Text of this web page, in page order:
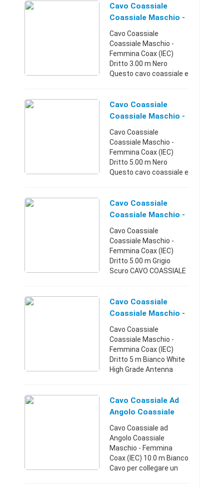
Cavo Coassiale
Coassiale Maschio -
Femmina Coax (IEC)
Dritto 3.00 M Ne
Cavo Coassiale
Coassiale Maschio -
Femmina Coax (IEC)
Dritto 3.00 m Nero
Questo cavo coassiale e
dispositivo simile alla
presa a muro. Codice
Cavo Coassiale
Coassiale Maschio -
Femmina Coax (IEC)
Dritto 5.00 M Ne
Cavo Coassiale
Coassiale Maschio -
Femmina Coax (IEC)
Dritto 5.00 m Nero
Questo cavo coassiale e
dispositivo simile alla
presa a muro. Codice
Cavo Coassiale
Coassiale Maschio -
Femmina Coax (IEC)
Dritto 5.00 M Gr
Cavo Coassiale
Coassiale Maschio -
Femmina Coax (IEC)
Dritto 5.00 m Grigio
Scuro CAVO COASSIALE
schermatura 90:
interferenze minime per
Cavo Coassiale
Coassiale Maschio -
Femmina Coax (IEC)
Dritto 5 M Bianc
Cavo Coassiale
Coassiale Maschio -
Femmina Coax (IEC)
Dritto 5 m Bianco White
High Grade Antenna
Double-shielded cable
with coax IEC male and
Cavo Coassiale Ad
Angolo Coassiale
Maschio - Femmina
Coax (IEC) 10.0 M
Cavo Coassiale ad
Angolo Coassiale
Maschio - Femmina
Coax (IEC) 10.0 m Bianco
Cavo per collegare un